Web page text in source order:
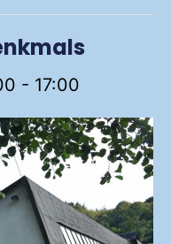
- 17:00